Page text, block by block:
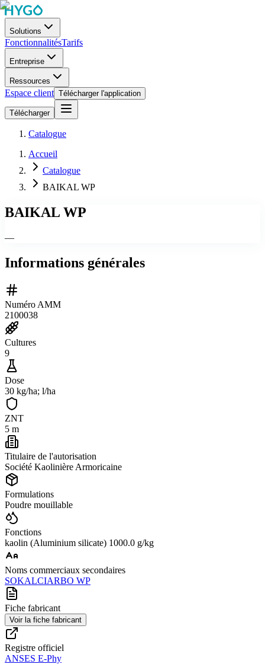
Solutions
FonctionnalitésTarifs
Entreprise
Ressources
Espace client Télécharger l'application
Télécharger
Catalogue
Accueil
Catalogue
BAIKAL WP
BAIKAL WP
—
Informations générales
Numéro AMM
2100038
Cultures
9
Dose
30 kg/ha; l/ha
ZNT
5 m
Titulaire de l'autorisation
Société Kaolinière Armoricaine
Formulations
Poudre mouillable
Fonctions
kaolin (Aluminium silicate) 1000.0 g/kg
Noms commerciaux secondaires
SOKALCIARBO WP
Fiche fabricant
Voir la fiche fabricant
Registre officiel
ANSES E-Phy